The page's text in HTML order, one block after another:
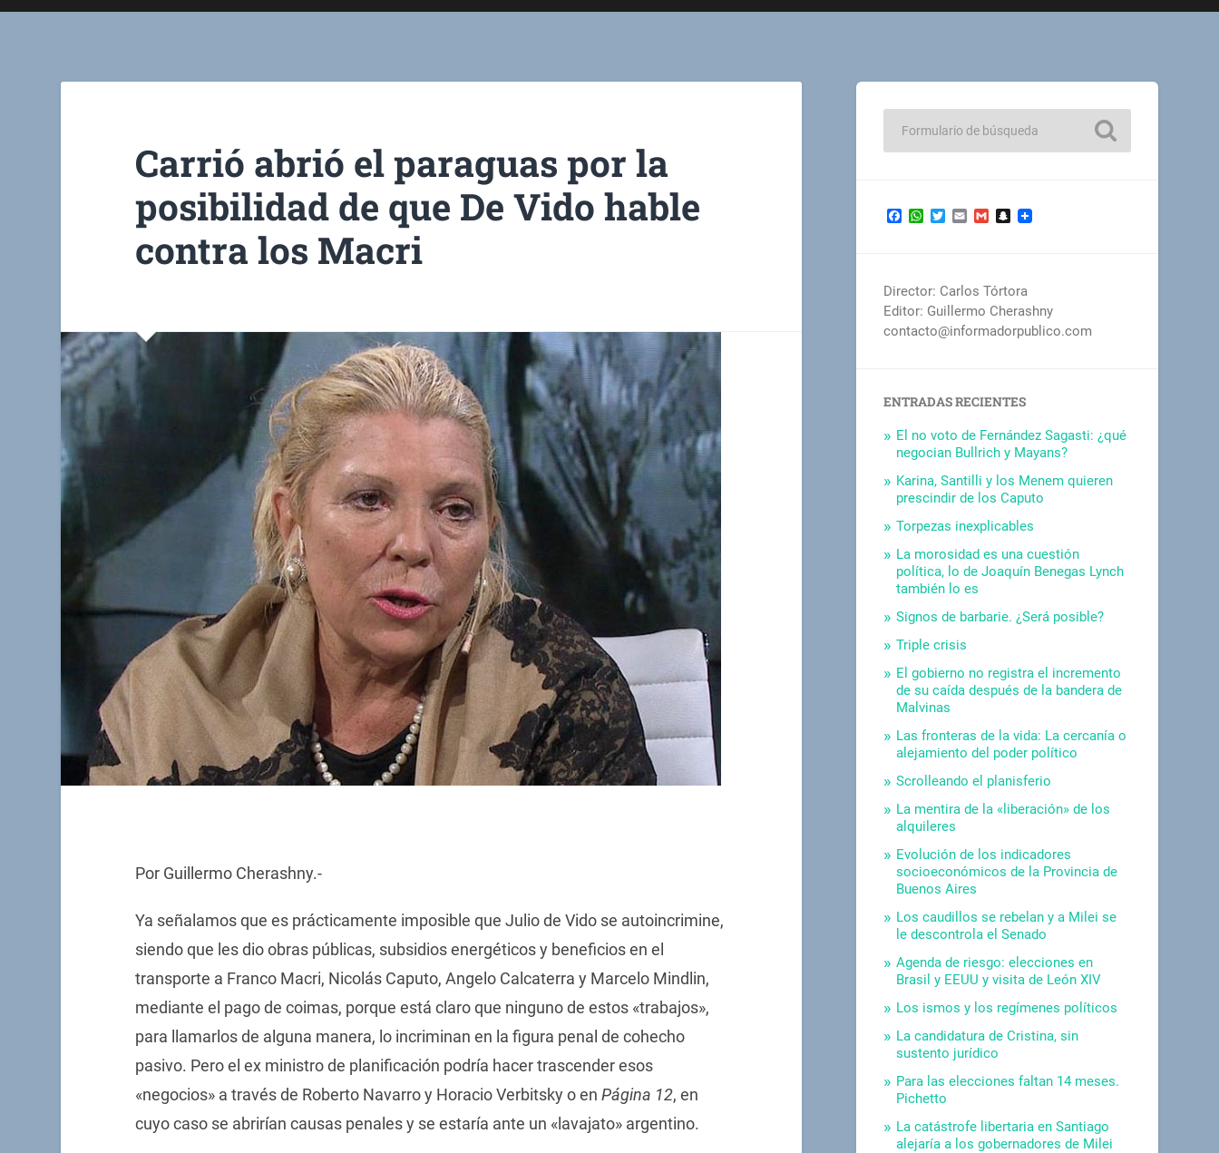
Carrió abrió el paraguas por la
posibilidad de que De Vido hable
contra los Macri
Por Guillermo Cherashny.-
Ya señalamos que es prácticamente imposible que Julio de Vido se autoincrimine,
siendo que les dio obras públicas, subsidios energéticos y beneficios en el
transporte a Franco Macri, Nicolás Caputo, Angelo Calcaterra y Marcelo Mindlin,
mediante el pago de coimas, porque está claro que ninguno de estos «trabajos»,
para llamarlos de alguna manera, lo incriminan en la figura penal de cohecho
pasivo. Pero el ex ministro de planificación podría hacer trascender esos
«negocios» a través de Roberto Navarro y Horacio Verbitsky o en Página 12, en
cuyo caso se abrirían causas penales y se estaría ante un «lavajato» argentino.
Facebook
WhatsApp
TwitterEmailGmailSnapchat
Director: Carlos Tórtora
Editor: Guillermo Cherashny
contacto@informadorpublico.com
ENTRADAS RECIENTES
El no voto de Fernández Sagasti: ¿qué
negocian Bullrich y Mayans?
Karina, Santilli y los Menem quieren
prescindir de los Caputo
Torpezas inexplicables
La morosidad es una cuestión
política, lo de Joaquín Benegas Lynch
también lo es
Signos de barbarie. ¿Será posible?
Triple crisis
El gobierno no registra el incremento
de su caída después de la bandera de
Malvinas
Las fronteras de la vida: La cercanía o
alejamiento del poder político
Scrolleando el planisferio
La mentira de la «liberación» de los
alquileres
Evolución de los indicadores
socioeconómicos de la Provincia de
Buenos Aires
Los caudillos se rebelan y a Milei se
le descontrola el Senado
Agenda de riesgo: elecciones en
Brasil y EEUU y visita de León XIV
Los ismos y los regímenes políticos
La candidatura de Cristina, sin
sustento jurídico
Para las elecciones faltan 14 meses.
Pichetto
La catástrofe libertaria en Santiago
alejaría a los gobernadores de Milei